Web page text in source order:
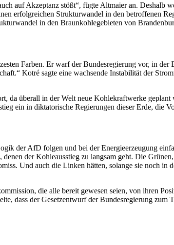
auf Akzeptanz stößt“, fügte Altmaier an. Deshalb
erfolgreichen Strukturwandel in den betroffenen
in den Braunkohlegebieten von
Farben. Er warf der Bundesregierung vor, in
Kotré sagte eine wachsende Instabilität der
da überall in der Welt neue Kohlekraftwerke
ein in diktatorische Regierungen dieser Erde, die
der AfD folgen und bei der Energieerzeugung
der Kohleausstieg zu langsam geht. Die
Und auch die Linken hätten, solange sie noch
die alle bereit gewesen seien, von ihren
dass der Gesetzentwurf der Bundesregierung